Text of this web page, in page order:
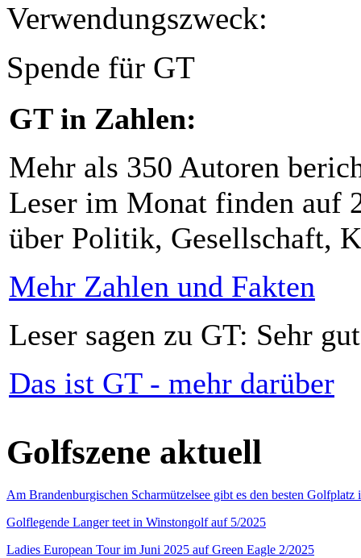
Verwendungszweck:
Spende für GT
GT in Zahlen:
Mehr als 350 Autoren
Leser im Monat finden auf
über Politik, Gesellschaft,
Mehr Zahlen und Fakten
Leser sagen zu GT: Sehr
Das ist GT - mehr darüber
Golfszene aktuell
Am Brandenburgischen Scharmützelsee gibt es den besten
Golflegende Langer teet in Winstongolf auf 5/2025
Ladies European Tour im Juni 2025 auf Green Eagle 2/2025